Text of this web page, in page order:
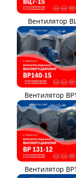
Вентилятор
Вентилятор
Вентилятор